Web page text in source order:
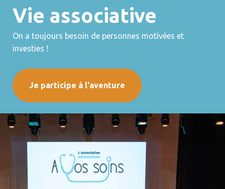
Vie associative
On a toujours besoin de personnes motivées et
investies !
Je participe à l'aventure